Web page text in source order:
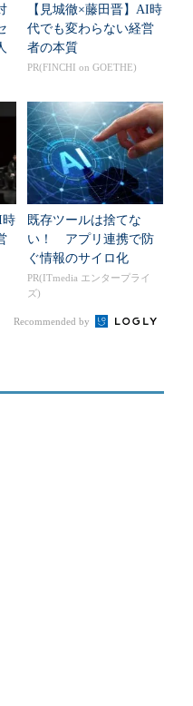
採用ニーズが高まって
を行う企業のWeb部門
案」の経験が評価さ
経歴書に記載しない求
る。経験は漏らすこと
モバイル業界の中途
や経験、人物面のフ
が多く、企業規模にか
【見城徹×藤田晋】AI時
代でも変わらない経営
者の本質
PR(FINCHI on GOETHE)
時
既存ツールは捨てな
い！ アプリ連携で防
ぐ情報のサイロ化
PR(ITmedia エンタープライ
ズ)
Recommended by